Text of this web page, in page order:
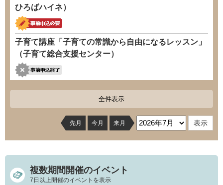
ひろばハイネ）
子育て講座「子育ての常識から自由になるレッスン」
（子育て総合支援センター）
全件表示
先月 今月 来月
複数期間開催のイベント
7日以上開催のイベントを表示